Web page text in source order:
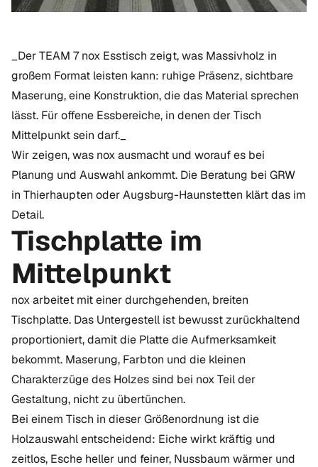
_Der TEAM 7 nox Esstisch zeigt, was Massivholz in
großem Format leisten kann: ruhige Präsenz, sichtbare
Maserung, eine Konstruktion, die das Material sprechen
lässt. Für offene Essbereiche, in denen der Tisch
Mittelpunkt sein darf._
Wir zeigen, was nox ausmacht und worauf es bei
Planung und Auswahl ankommt. Die Beratung bei GRW
in Thierhaupten oder Augsburg-Haunstetten klärt das im
Detail.
Tischplatte im
Mittelpunkt
nox arbeitet mit einer durchgehenden, breiten
Tischplatte. Das Untergestell ist bewusst zurückhaltend
proportioniert, damit die Platte die Aufmerksamkeit
bekommt. Maserung, Farbton und die kleinen
Charakterzüge des Holzes sind bei nox Teil der
Gestaltung, nicht zu übertünchen.
Bei einem Tisch in dieser Größenordnung ist die
Holzauswahl entscheidend: Eiche wirkt kräftig und
zeitlos, Esche heller und feiner, Nussbaum wärmer und